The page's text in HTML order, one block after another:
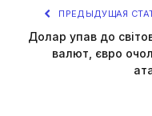
ПРЕДЫДУЩАЯ
Долар упав до
валют, євро